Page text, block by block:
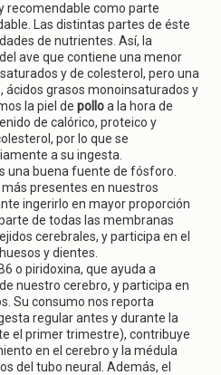
recomendable como parte
Las distintas partes de éste
de nutrientes. Así, la
ave que contiene una menor
y de colesterol, pero una
ácidos grasos monoinsaturados y
la piel de polloa la hora de
de calórico, proteico y
por lo que se
a su ingesta.
una buena fuente de fósforo.
presentes en nuestros
ingerirlo en mayor proporción
de todas las membranas
cerebrales, y participa en el
y dientes.
o piridoxina, que ayuda a
nuestro cerebro, y participa en
Su consumo nos reporta
regular antes y durante la
el primer trimestre), contribuye
en el cerebro y la médula
del tubo neural. Además, el